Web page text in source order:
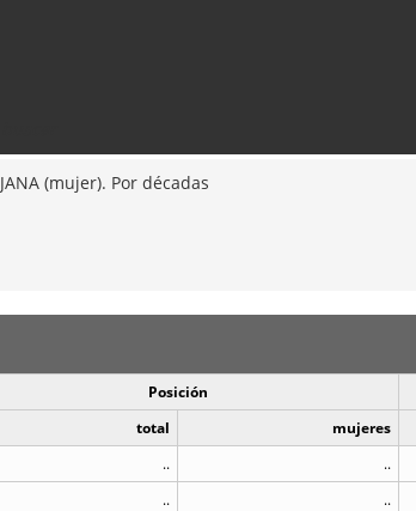
JANA (mujer). Por décadas
Posición
total mujeres
.. ..
.. ..